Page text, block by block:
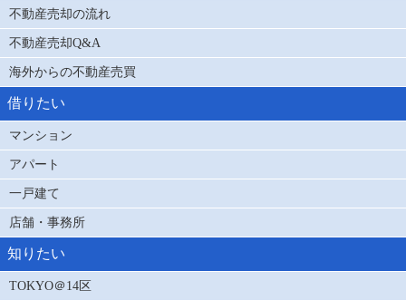
不動産売却の流れ
不動産売却Q&A
海外からの不動産売買
借りたい
マンション
アパート
一戸建て
店舗・事務所
知りたい
TOKYO＠14区